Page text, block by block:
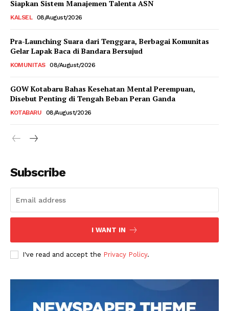
Siapkan Sistem Manajemen Talenta ASN
KALSEL 08/August/2026
Pra-Launching Suara dari Tenggara, Berbagai Komunitas
Gelar Lapak Baca di Bandara Bersujud
KOMUNITAS 08/August/2026
GOW Kotabaru Bahas Kesehatan Mental Perempuan,
Disebut Penting di Tengah Beban Peran Ganda
KOTABARU 08/August/2026
Subscribe
I WANT IN
I've read and accept the Privacy Policy.